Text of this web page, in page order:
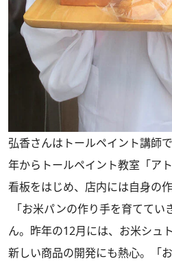
弘香さんはトールペイント講師
年からトールペイント教室「ア
看板をはじめ、店内には自身の
「お米パンの作り手を育ててい
ん。昨年の12月には、お米シュ
新しい商品の開発にも熱心。「